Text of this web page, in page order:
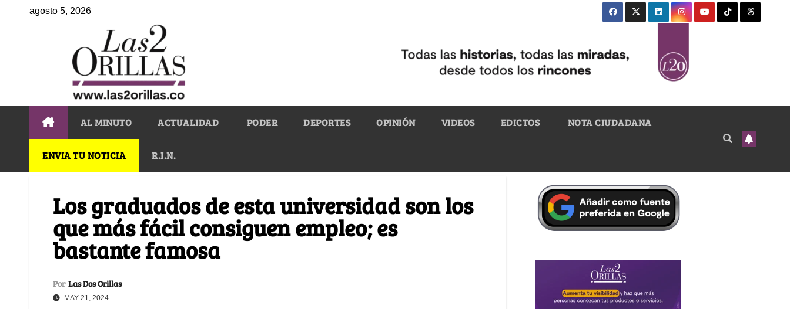
agosto 5, 2026
AL MINUTO ACTUALIDAD PODER DEPORTES OPINIÓN VIDEOS EDICTOS NOTA CIUDADANA
ENVIA TU NOTICIA R.I.N.
Los graduados de esta universidad son los
que más fácil consiguen empleo; es
bastante famosa
Por Las Dos Orillas
MAY 21, 2024